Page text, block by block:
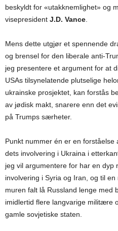
beskyldt for «utakknemlighet» og
visepresident J.D. Vance.
Mens dette utgjør et spennende
og brensel for den liberale anti-
jeg presentere et argument for at
USAs tilsynelatende plutselige
ukrainske prosjektet, kan forstås
av jødisk makt, snarere enn det
på Trumps særheter.
Punkt nummer én er en forståelse
dets involvering i Ukraina i
jeg vil argumentere for har en dyp
involvering i Syria og Iran, og til
muren falt lå Russland lenge med
imidlertid flere langvarige militære
gamle sovjetiske staten.